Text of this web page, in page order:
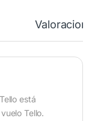
está
Tello.